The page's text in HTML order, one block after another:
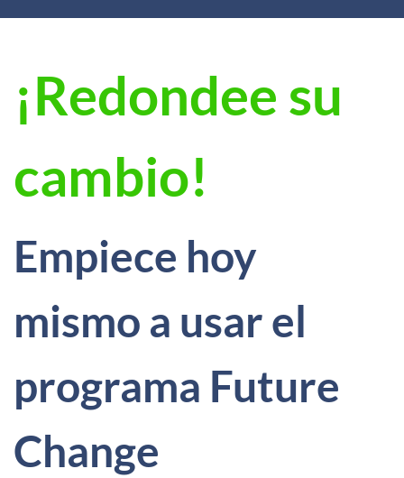
¡Redondee su
cambio!
Empiece hoy
mismo a usar el
programa Future
Change